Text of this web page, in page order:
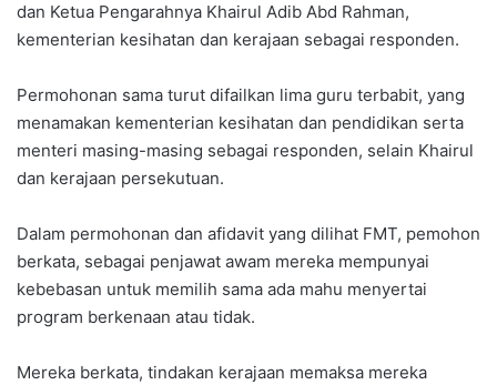
dan Ketua Pengarahnya Khairul Adib Abd Rahman,
kementerian kesihatan dan kerajaan sebagai responden.
Permohonan sama turut difailkan lima guru terbabit, yang
menamakan kementerian kesihatan dan pendidikan serta
menteri masing-masing sebagai responden, selain Khairul
dan kerajaan persekutuan.
Dalam permohonan dan afidavit yang dilihat FMT, pemohon
berkata, sebagai penjawat awam mereka mempunyai
kebebasan untuk memilih sama ada mahu menyertai
program berkenaan atau tidak.
Mereka berkata, tindakan kerajaan memaksa mereka